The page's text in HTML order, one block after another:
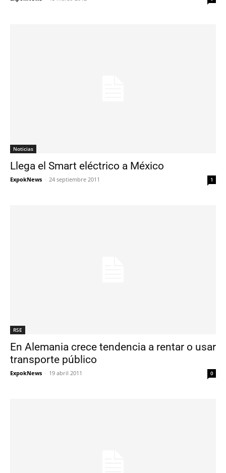
Noticias
Llega el Smart eléctrico a México
ExpokNews - 24 septiembre 2011 1
RSE
En Alemania crece tendencia a rentar o usar
transporte público
ExpokNews - 19 abril 2011 0